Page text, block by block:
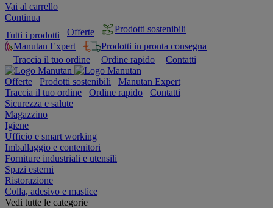
Vai al carrello
Continua
Tutti i prodotti
Offerte
Prodotti sostenibili
Manutan Expert
Prodotti in pronta consegna
Traccia il tuo ordine
Ordine rapido Contatti
Offerte Prodotti sostenibili
Manutan Expert
Traccia il tuo ordine
Ordine rapido
Contatti
Sicurezza e salute
Magazzino
Igiene
Ufficio e smart working
Imballaggio e contenitori
Forniture industriali e utensili
Spazi esterni
Ristorazione
Colla, adesivo e mastice
Vedi tutte le categorie